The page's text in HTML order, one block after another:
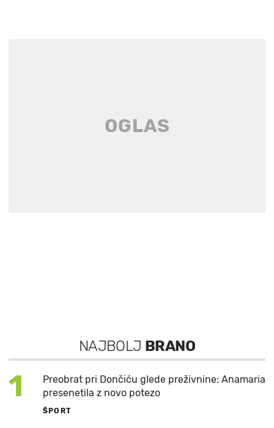
NAJBOLJ BRANO
1
Preobrat pri Dončiću glede preživnine: Anamaria
presenetila z novo potezo
ŠPORT